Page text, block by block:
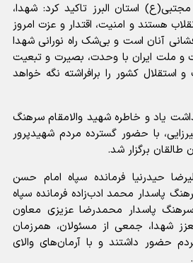
استان البرز تاکید کرد: شهدا،
هستند و امنیت، اقتدار و عزت امروز
آنان است و بی‌شک راه نورانی شهدا
و ملت ایران با وحدت، بصیرت و تبعیت
استقلال کشور را برافراشته نگه خواهد
یاد و خاطره شهید والامقام سرهنگ
با حضور گسترده مردم شهیدپرور
برگزار شد.
حیدرنیا فرمانده سپاه امام حسن
پاسدار محمد ادب‌زاده فرمانده سپاه
پاسدار محمدرضا عزیزی معاون
شهدا، جمعی از مسئولان، همرزمان
حضور داشتند و با آرمان‌های والای